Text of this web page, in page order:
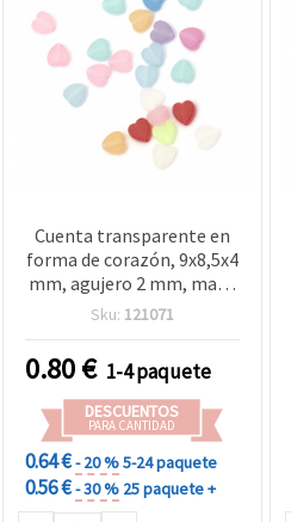
Cuenta transparente en
forma de corazón, 9x8,5x4
mm, agujero 2 mm, mate
SURTIDO MIX - 20 g (~125
Sku: 121071
0.80€ 1-4 paquete
DESCUENTOS
PARA CANTIDAD
0.64 €- 20 %5-24 paquete
0.56 €- 30 % 25 paquete +